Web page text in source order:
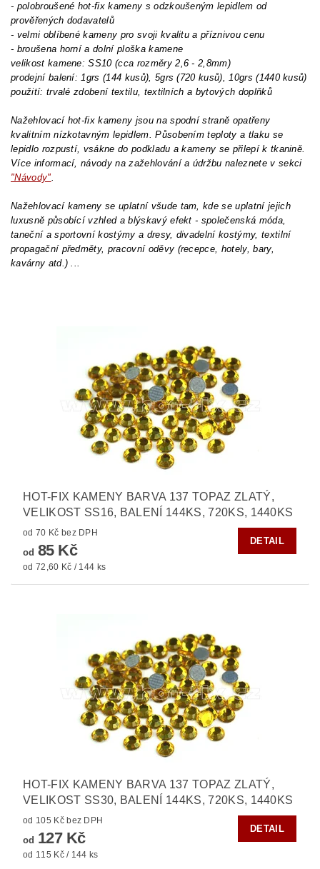
- polobroušené hot-fix kameny s odzkoušeným lepidlem od
prověřených dodavatelů
- velmi oblíbené kameny pro svoji kvalitu a příznivou cenu
- broušena horní a dolní ploška kamene
velikost kamene: SS10 (cca rozměry 2,6 - 2,8mm)
prodejní balení: 1grs (144 kusů), 5grs (720 kusů), 10grs (1440 kusů)
použití: trvalé zdobení textilu, textilních a bytových doplňků
Nažehlovací hot-fix kameny jsou na spodní straně opatřeny
kvalitním nízkotavným lepidlem. Působením teploty a tlaku se
lepidlo rozpustí, vsákne do podkladu a kameny se přilepí k tkanině.
Více informací, návody na zažehlování a údržbu naleznete v sekci
"Návody".
Nažehlovací kameny se uplatní všude tam, kde se uplatní jejich
luxusně působící vzhled a blýskavý efekt - společenská móda,
taneční a sportovní kostýmy a dresy, divadelní kostýmy, textilní
propagační předměty, pracovní oděvy (recepce, hotely, bary,
kavárny atd.) ...
HOT-FIX KAMENY BARVA 137 TOPAZ ZLATÝ,
VELIKOST SS16, BALENÍ 144KS, 720KS, 1440KS
od 70 Kč bez DPH
od 85 Kč
od 72,60 Kč / 144 ks
DETAIL
HOT-FIX KAMENY BARVA 137 TOPAZ ZLATÝ,
VELIKOST SS30, BALENÍ 144KS, 720KS, 1440KS
od 105 Kč bez DPH
od 127 Kč
od 115 Kč / 144 ks
DETAIL